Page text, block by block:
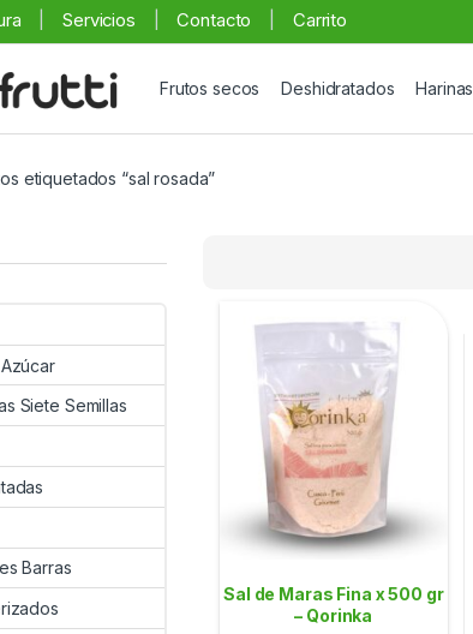
Servicios Contacto Carrito
Frutos secos Deshidratados Harinas
etiquetados “sal rosada”
Sal de Maras Fina x 500 gr
– Qorinka
Siete Semillas
Barras